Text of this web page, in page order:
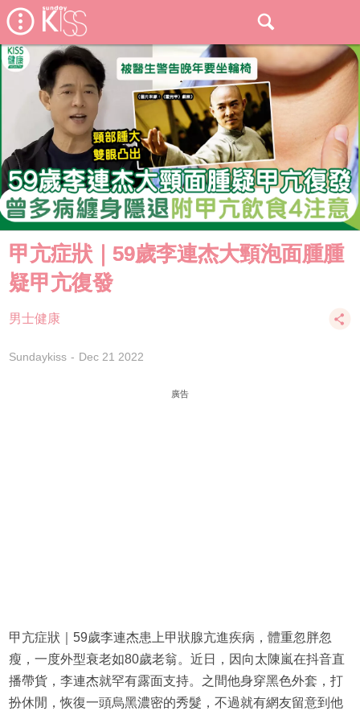
甲亢症狀｜59歲李連杰大頸泡面腫腫
疑甲亢復發
男士健康
Sundaykiss Dec 21 2022
廣告
甲亢症狀｜59歲李連杰患上甲狀腺亢進疾病，體重忽胖忽
瘦，一度外型衰老如80歲老翁。近日，因向太陳嵐在抖音直
播帶貨，李連杰就罕有露面支持。之間他身穿黑色外套，打
扮休閒，恢復一頭烏黑濃密的秀髮，不過就有網友留意到他